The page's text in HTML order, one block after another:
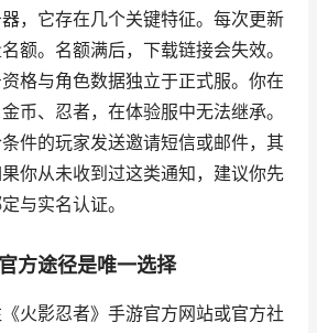
，它存在几个关键特征。每次更新
额。名额满后，下载链接会失效。
格与角色数据独立于正式服。你在
币、忍者，在体验服中无法继承。
件的玩家发送邀请短信或邮件，其
你从未收到过这类通知，建议你先
与实名认证。
方途径是唯一选择
火影忍者》手游官方网站或官方社